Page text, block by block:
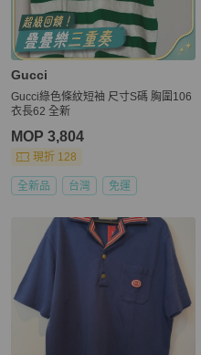
Gucci
Gucci綠色條紋短袖 尺寸S碼 胸圍106
衣長62 全新
MOP 3,804
現折 128
全新品 台灣 免運